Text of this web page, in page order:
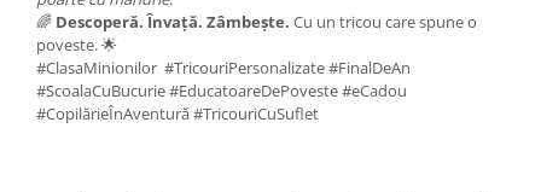
🌈 Descoperă. Învață. Zâmbește. Cu un tricou care spune o
poveste. 🌟
#ClasaMinionilor #TricouriPersonalizate #FinalDeAn
#ScoalaCuBucurie #EducatoareDePoveste #eCadou
#CopilărieÎnAventură #TricouriCuSuflet